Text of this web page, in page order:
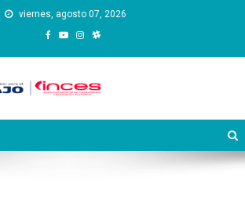
viernes, agosto 07, 2026
Nacional de
y Educación